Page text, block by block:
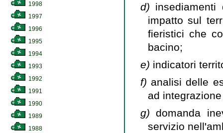
1998
1997
1996
1995
1994
1993
1992
1991
1990
1989
1988
d)
impatto sul
fieristici che
bacino;
e) indicatori
f) analisi delle
ad
g)domanda
servizio